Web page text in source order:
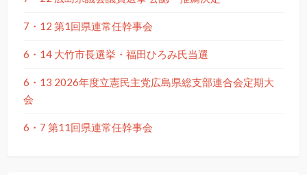
7・12 第1回県連常任幹事会
6・14 大竹市長選挙・福田ひろみ氏当選
6・13 2026年度立憲民主党広島県総支部連合会定期大
会
6・7 第11回県連常任幹事会